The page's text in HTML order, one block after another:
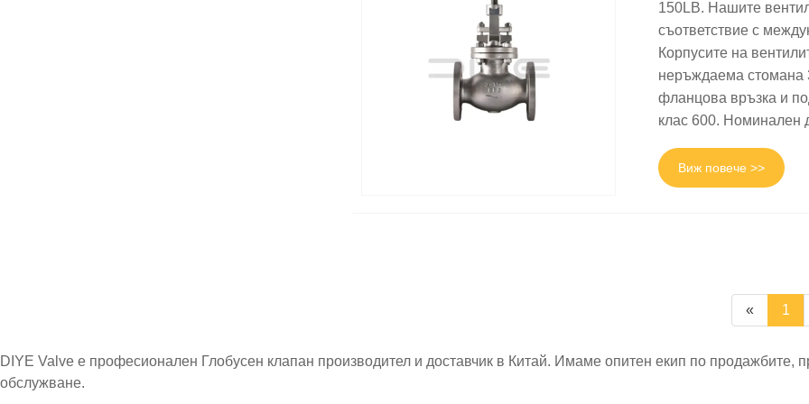
150LB. Нашите
съответствие с
Корпусите на
неръждаема стомана
фланцова връзка и
клас 600. Номинален
Виж повече >>
« 1
DIYE Valve е професионален Глобусен клапан производител и доставчик в Китай. Имаме опитен екип по продажбите,
обслужване.